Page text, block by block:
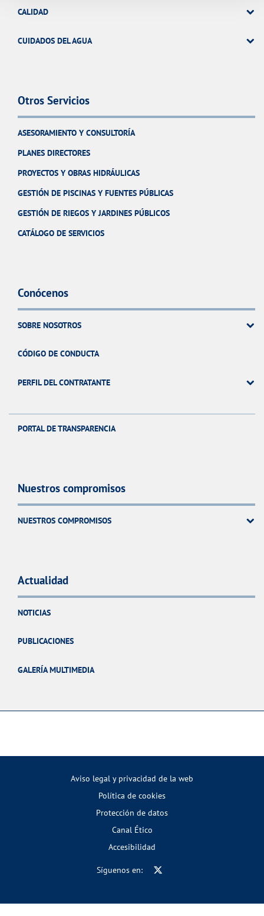
CALIDAD
CUIDADOS DEL AGUA
Otros Servicios
ASESORAMIENTO Y CONSULTORÍA
PLANES DIRECTORES
PROYECTOS Y OBRAS HIDRÁULICAS
GESTIÓN DE PISCINAS Y FUENTES PÚBLICAS
GESTIÓN DE RIEGOS Y JARDINES PÚBLICOS
CATÁLOGO DE SERVICIOS
Conócenos
SOBRE NOSOTROS
CÓDIGO DE CONDUCTA
PERFIL DEL CONTRATANTE
PORTAL DE TRANSPARENCIA
Nuestros compromisos
NUESTROS COMPROMISOS
Actualidad
NOTICIAS
PUBLICACIONES
GALERÍA MULTIMEDIA
Aviso legal y privacidad de la web
Política de cookies
Protección de datos
Canal Ético
Accesibilidad
Síguenos en: